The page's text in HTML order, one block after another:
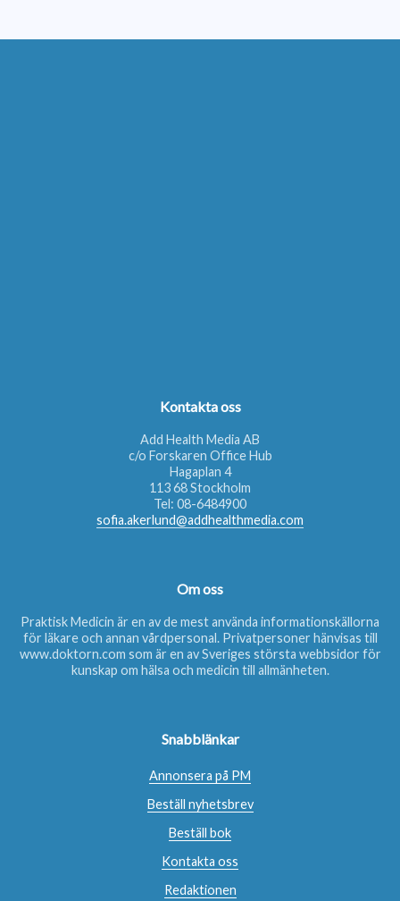
Kontakta oss
Add Health Media AB
c/o Forskaren Office Hub
Hagaplan 4
113 68 Stockholm
Tel: 08-6484900
sofia.akerlund@addhealthmedia.com
Om oss
Praktisk Medicin är en av de mest använda informationskällorna
för läkare och annan vårdpersonal. Privatpersoner hänvisas till
www.doktorn.com som är en av Sveriges största webbsidor för
kunskap om hälsa och medicin till allmänheten.
Snabblänkar
Annonsera på PM
Beställ nyhetsbrev
Beställ bok
Kontakta oss
Redaktionen